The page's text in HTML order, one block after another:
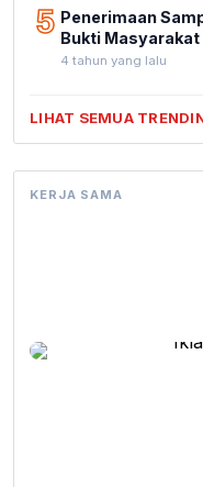
5 Penerimaan
Bukti
4 tahun yang lalu
LIHAT SEMUA
KERJA SAMA